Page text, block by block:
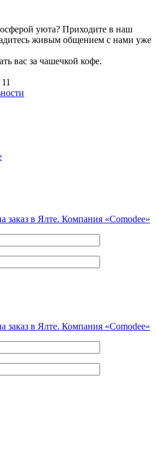
уюта? Приходите в наш
живым общением с нами уже
вас за чашечкой кофе.